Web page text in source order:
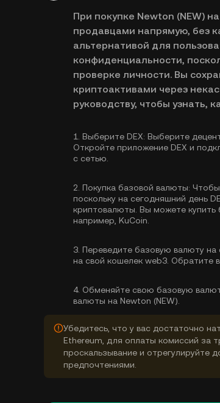
При покупке Newton (NEW)
продавцами напрямую, без
альтернативой для
конфиденциальности,
проверке личности. Вы
криптоактивами через
руководству, чтобы узнать,
1. Выберите DEX: Выберите
Откройте приложение DEX и
с сетью.
2. Покупка базовой валюты: Чтобы
поскольку на сегодняшний день
криптовалюты. Вы можете
например, KuCoin.
3. Переведите базовую валюту на
на свой кошелек web3. Обратите
4. Обменяйте свою базовую
валюты на Newton (NEW).
Убедитесь, что у вас достаточно
Ethereum, для оплаты комиссий за
проскальзывание и отрегулируйте
предпочтениями.